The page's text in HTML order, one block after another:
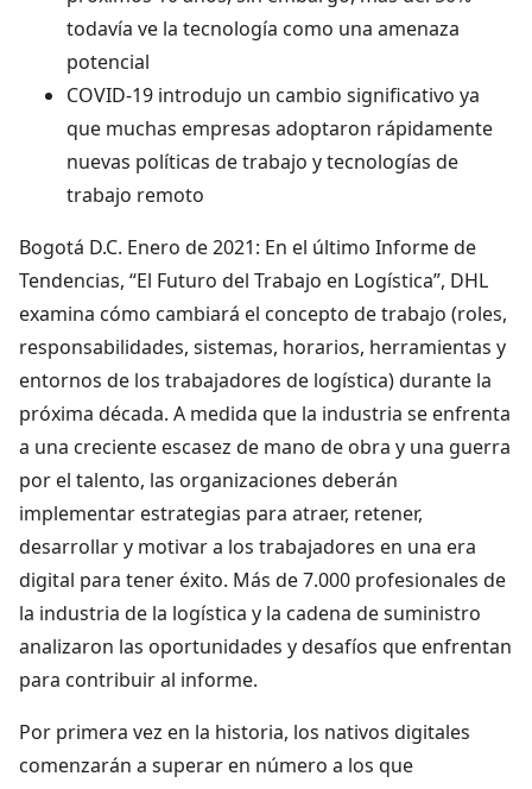
todavía ve la tecnología como una amenaza
potencial
COVID-19 introdujo un cambio significativo ya
que muchas empresas adoptaron rápidamente
nuevas políticas de trabajo y tecnologías de
trabajo remoto
Bogotá D.C. Enero de 2021: En el último Informe de
Tendencias, “El Futuro del Trabajo en Logística”, DHL
examina cómo cambiará el concepto de trabajo (roles,
responsabilidades, sistemas, horarios, herramientas y
entornos de los trabajadores de logística) durante la
próxima década. A medida que la industria se enfrenta
a una creciente escasez de mano de obra y una guerra
por el talento, las organizaciones deberán
implementar estrategias para atraer, retener,
desarrollar y motivar a los trabajadores en una era
digital para tener éxito. Más de 7.000 profesionales de
la industria de la logística y la cadena de suministro
analizaron las oportunidades y desafíos que enfrentan
para contribuir al informe.
Por primera vez en la historia, los nativos digitales
comenzarán a superar en número a los que